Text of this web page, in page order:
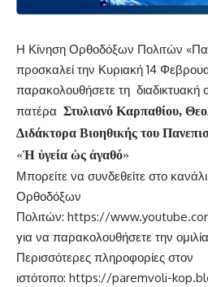
Η Κίνηση Ορθοδόξων Πολιτών
προσκαλεί την Κυριακή 14
παρακολουθήσετε τη διαδικτυακή
πατέρα Στυλιανό Καρπαθίου,
Διδάκτορα Βιοηθικής του
«Ἡ ὑγεία ὡς ἀγαθό»
Μπορείτε να συνδεθείτε στο
Ορθοδόξων
Πολιτών: https://
για να παρακολουθήσετε την
Περισσότερες πληροφορίες στον
ιστότοπο: https://paremvoli-